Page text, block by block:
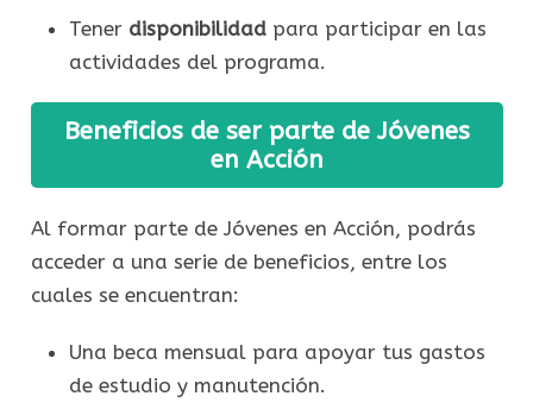
Tener disponibilidadpara participar en las
actividades del programa.
Beneficios de ser parte de Jóvenes
en Acción
Al formar parte de Jóvenes en Acción, podrás
acceder a una serie de beneficios, entre los
cuales se encuentran:
Una beca mensual para apoyar tus gastos
de estudio y manutención.